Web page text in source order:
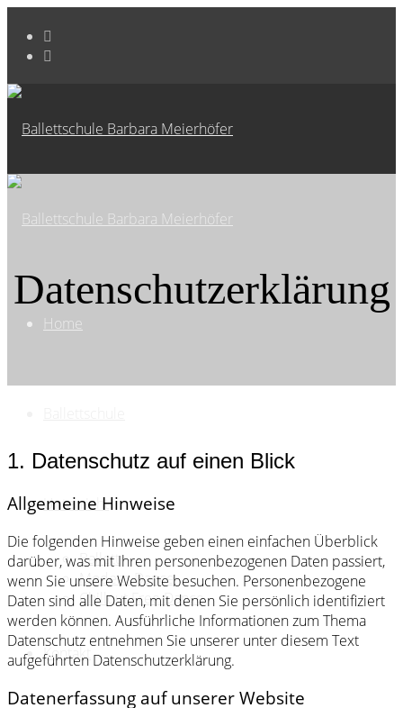
Home
Unterricht
Ballett
Modern Dance
Chillout Free Dance
Kontakt
Datenschutzerklärung
1. Datenschutz auf einen Blick
Allgemeine Hinweise
Die folgenden Hinweise geben einen einfachen Überblick
darüber, was mit Ihren personenbezogenen Daten passiert,
wenn Sie unsere Website besuchen. Personenbezogene
Daten sind alle Daten, mit denen Sie persönlich identifiziert
werden können. Ausführliche Informationen zum Thema
Datenschutz entnehmen Sie unserer unter diesem Text
aufgeführten Datenschutzerklärung.
Datenerfassung auf unserer Website